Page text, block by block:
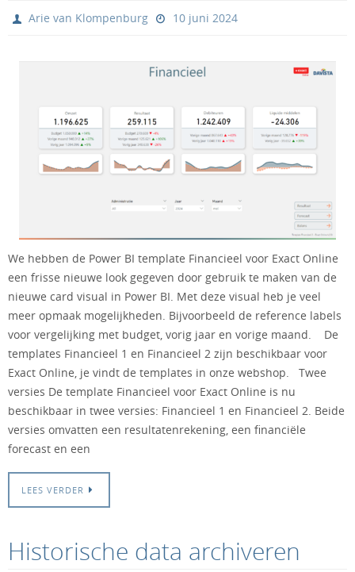
Arie van Klompenburg 10 juni 2024
We hebben de Power BI template Financieel voor Exact Online
een frisse nieuwe look gegeven door gebruik te maken van de
nieuwe card visual in Power BI. Met deze visual heb je veel
meer opmaak mogelijkheden. Bijvoorbeeld de reference labels
voor vergelijking met budget, vorig jaar en vorige maand. De
templates Financieel 1 en Financieel 2 zijn beschikbaar voor
Exact Online, je vindt de templates in onze webshop. Twee
versies De template Financieel voor Exact Online is nu
beschikbaar in twee versies: Financieel 1 en Financieel 2. Beide
versies omvatten een resultatenrekening, een financiële
forecast en een
LEES VERDER
Historische data archiveren